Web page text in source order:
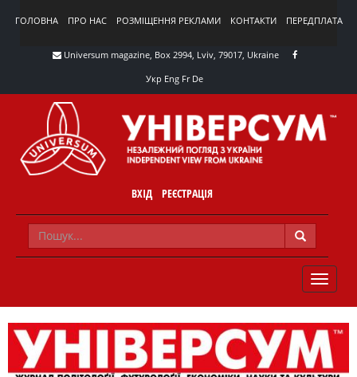
ГОЛОВНА ПРО НАС РОЗМІЩЕННЯ РЕКЛАМИ КОНТАКТИ ПЕРЕДПЛАТА
Universum magazine, Box 2994, Lviv, 79017, Ukraine
Укр Eng Fr De
ВХІД РЕЄСТРАЦІЯ
TOGGLE